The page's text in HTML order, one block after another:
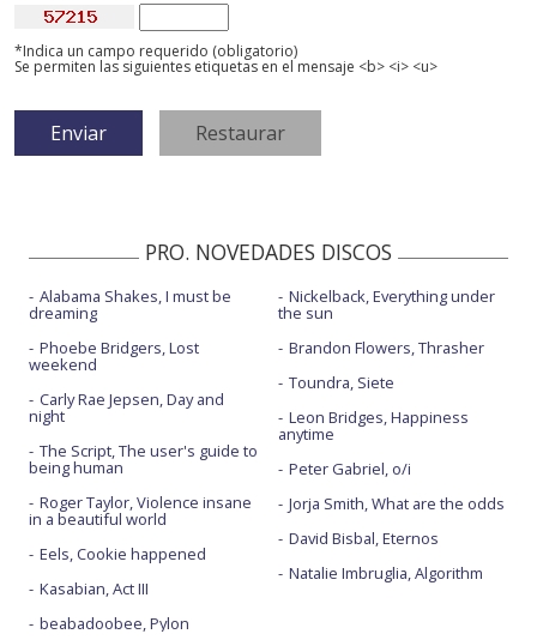
*Indica un campo requerido (obligatorio)
Se permiten las siguientes etiquetas en el mensaje <b> <i> <u>
PRO. NOVEDADES DISCOS
Alabama Shakes, I must be
dreaming
Phoebe Bridgers, Lost
weekend
Carly Rae Jepsen, Day and
night
The Script, The user's guide to
being human
Roger Taylor, Violence insane
in a beautiful world
Eels, Cookie happened
Kasabian, Act III
beabadoobee, Pylon
Nickelback, Everything under
the sun
Brandon Flowers, Thrasher
Toundra, Siete
Leon Bridges, Happiness
anytime
Peter Gabriel, o/i
Jorja Smith, What are the odds
David Bisbal, Eternos
Natalie Imbruglia, Algorithm